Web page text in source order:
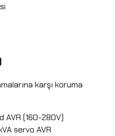
karşı koruma
AVR (160-280V)
servo AVR